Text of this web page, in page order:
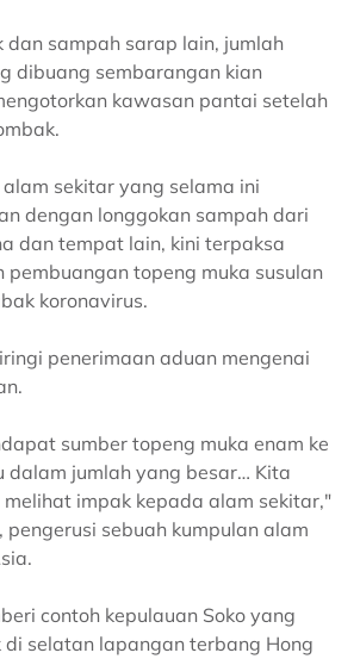
dan sampah sarap lain, jumlah
dibuang sembarangan kian
kawasan pantai setelah
sekitar yang selama ini
dengan longgokan sampah dari
dan tempat lain, kini terpaksa
pembuangan topeng muka susulan
koronavirus.
penerimaan aduan mengenai
sumber topeng muka enam ke
dalam jumlah yang besar… Kita
impak kepada alam sekitar,"
pengerusi sebuah kumpulan alam
contoh kepulauan Soko yang
selatan lapangan terbang Hong